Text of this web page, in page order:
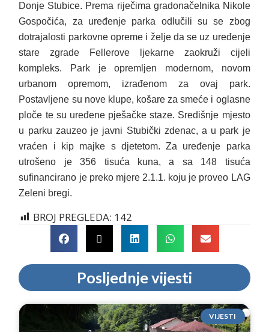
Donje Stubice. Prema riječima gradonačelnika Nikole
Gospočića, za uređenje parka odlučili su se zbog
dotrajalosti parkovne opreme i želje da se uz uređenje
stare zgrade Fellerove ljekarne zaokruži cijeli
kompleks. Park je opremljen modernom, novom
urbanom opremom, izrađenom za ovaj park.
Postavljene su nove klupe, košare za smeće i oglasne
ploče te su uređene pješačke staze. Središnje mjesto
u parku zauzeo je javni Stubički zdenac, a u park je
vraćen i kip majke s djetetom. Za uređenje parka
utrošeno je 356 tisuća kuna, a sa 148 tisuća
sufinancirano je preko mjere 2.1.1. koju je proveo LAG
Zeleni bregi.
BROJ PREGLEDA: 142
Posljednje vijesti
VIJESTI